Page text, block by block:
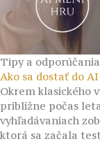
Tipy a odporúčania
Ako sa dostať do
Okrem klasického
približne počas
vyhľadávaniach
ktorá sa začala